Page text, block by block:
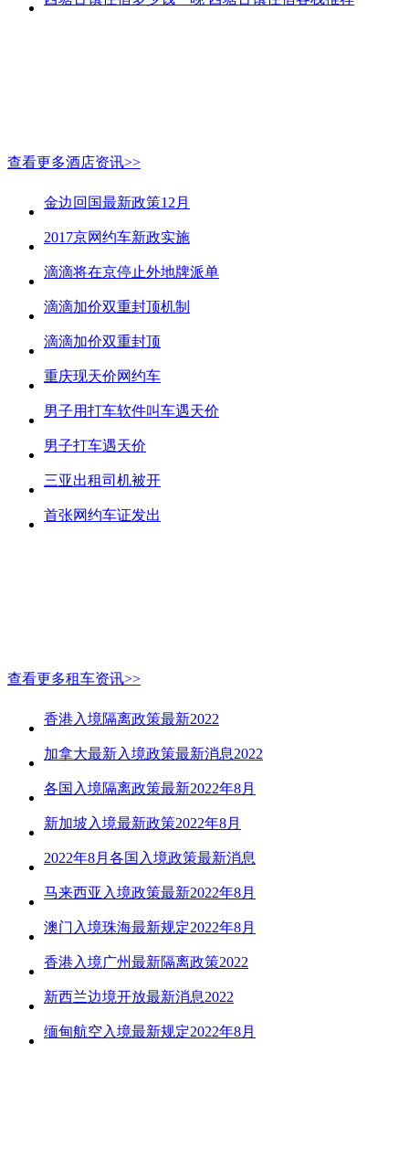
查看更多酒店资讯>>
金边回国最新政策12月
2017京网约车新政实施
滴滴将在京停止外地牌派单
滴滴加价双重封顶机制
滴滴加价双重封顶
重庆现天价网约车
男子用打车软件叫车遇天价
男子打车遇天价
三亚出租司机被开
首张网约车证发出
查看更多租车资讯>>
香港入境隔离政策最新2022
加拿大最新入境政策最新消息2022
各国入境隔离政策最新2022年8月
新加坡入境最新政策2022年8月
2022年8月各国入境政策最新消息
马来西亚入境政策最新2022年8月
澳门入境珠海最新规定2022年8月
香港入境广州最新隔离政策2022
新西兰边境开放最新消息2022
缅甸航空入境最新规定2022年8月